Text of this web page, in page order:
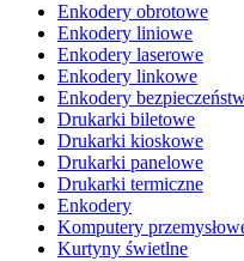
Enkodery obrotowe
Enkodery liniowe
Enkodery laserowe
Enkodery linkowe
Enkodery
Drukarki biletowe
Drukarki kioskowe
Drukarki panelowe
Drukarki termiczne
Enkodery
Komputery
Kurtyny świetlne